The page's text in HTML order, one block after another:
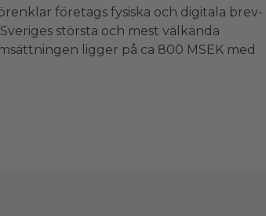
företags fysiska och digitala brev-
största och mest välkända
ligger på ca 800 MSEK med